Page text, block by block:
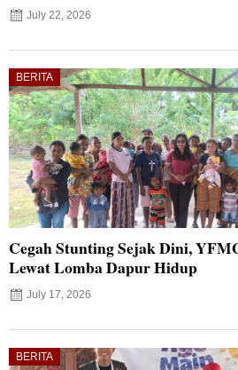
July 22, 2026
BERITA
Cegah Stunting Sejak Dini,
Lewat Lomba Dapur Hidup
July 17, 2026
BERITA